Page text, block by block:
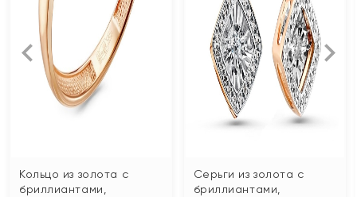
Кольцо из золота с
бриллиантами,
Серьги из золота с
бриллиантами,